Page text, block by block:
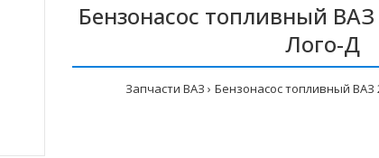
Бензонасос топливный
Лого-Д
Запчасти ВАЗ Бензонасос топливный